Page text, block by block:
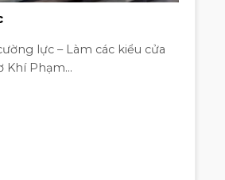
lực – Làm các kiểu cửa
Khí Phạm...